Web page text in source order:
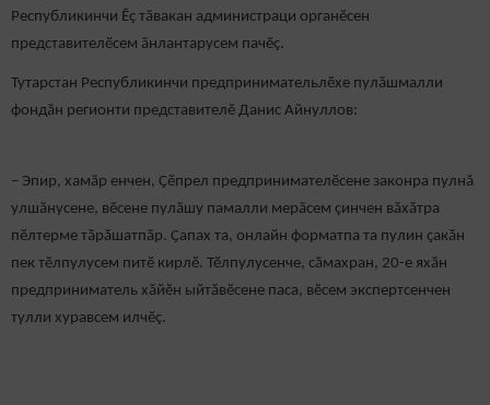
Республикинчи Ӗҫ тӑвакан администраци органӗсен
представителӗсем ăнлантарусем пачӗç.
Тутарстан Республикинчи предпринимательлӗхе пулӑшмалли
фондӑн регионти представителӗ Данис Айнуллов:
– Эпир, хамӑр енчен, Ҫӗпрел предпринимателӗсене законра пулнă
улшӑнусене, вӗсене пулӑшу памалли мерӑсем çинчен вӑхӑтра
пӗлтерме тӑрӑшатпӑр. Ҫапах та, онлайн форматпа та пулин ҫакӑн
пек тӗлпулусем питӗ кирлӗ. Тӗлпулусенче, сӑмахран, 20-е яхӑн
предприниматель хӑйӗн ыйтӑвӗсене паса, вӗсем экспертсенчен
тулли хуравсем илчӗç.